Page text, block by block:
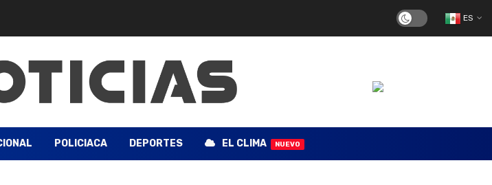
ES
POLICIACA DEPORTES EL CLIMA NUEVO